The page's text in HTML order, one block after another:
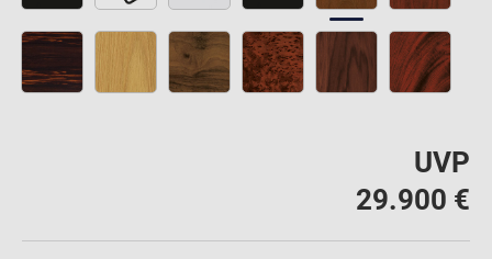
UVP
29.900 €